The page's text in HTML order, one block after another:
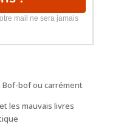
mail ne sera jamais
Bof-bof ou carrément
les mauvais livres